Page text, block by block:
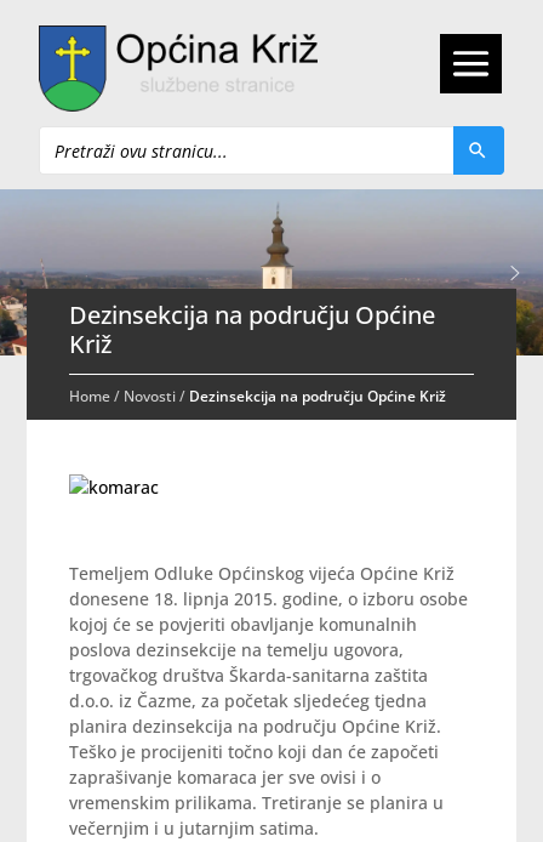
Pretraži
Dezinsekcija na području Općine
Križ
Home/ Novosti/ Dezinsekcija na području Općine Križ
Temeljem Odluke Općinskog vijeća Općine Križ
donesene 18. lipnja 2015. godine, o izboru osobe
kojoj će se povjeriti obavljanje komunalnih
poslova dezinsekcije na temelju ugovora,
trgovačkog društva Škarda-sanitarna zaštita
d.o.o. iz Čazme, za početak sljedećeg tjedna
planira dezinsekcija na području Općine Križ.
Teško je procijeniti točno koji dan će započeti
zaprašivanje komaraca jer sve ovisi i o
vremenskim prilikama. Tretiranje se planira u
večernjim i u jutarnjim satima.